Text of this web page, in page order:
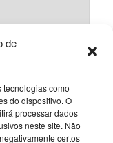
de
tecnologias como
do dispositivo. O
processar dados
neste site. Não
certos